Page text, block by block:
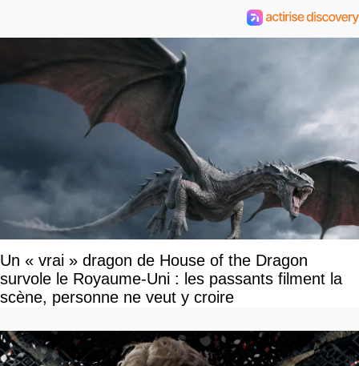
Un « vrai » dragon de House of the Dragon
survole le Royaume-Uni : les passants filment la
scène, personne ne veut y croire